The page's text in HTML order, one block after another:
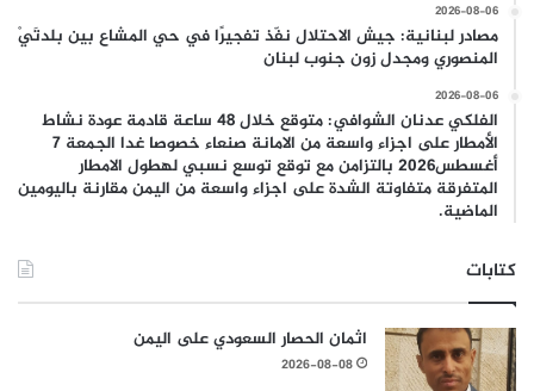
2026-08-06
مصادر لبنانية: جيش الاحتلال نفّذ تفجيرًا في حي المشاع بين بلدتَيْ
المنصوري ومجدل زون جنوب لبنان
2026-08-06
الفلكي عدنان الشوافي: متوقع خلال 48 ساعة قادمة عودة نشاط
الأمطار على اجزاء واسعة من الامانة صنعاء خصوصا غدا الجمعة 7
أغسطس2026 بالتزامن مع توقع توسع نسبي لهطول الامطار
المتفرقة متفاوتة الشدة على اجزاء واسعة من اليمن مقارنة باليومين
الماضية.
كتابات
اثمان الحصار السعودي على اليمن
2026-08-08